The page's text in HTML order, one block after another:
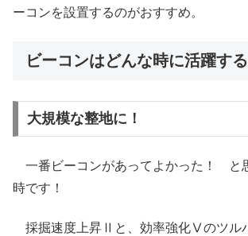
ーコンを設置するのがおすすめ。
ビーコンはどんな時に活躍す
大規模な整地に！
一番ビーコンがあってよかった！ と
時です！
採掘速度上昇Ⅱと、効率強化Ⅴのツル